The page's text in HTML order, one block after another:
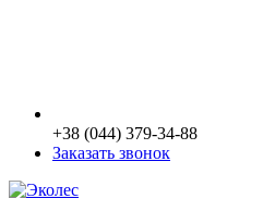
+38 (044) 379-34-88
Заказать звонок